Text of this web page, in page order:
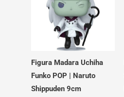
Figura Madara Uchiha
Funko POP | Naruto
Shippuden 9cm